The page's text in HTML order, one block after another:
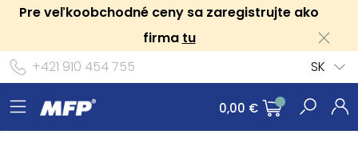
Pre veľkoobchodné ceny sa zaregistrujte ako
firma tu
+421 910 454 755
SK
0,00 €